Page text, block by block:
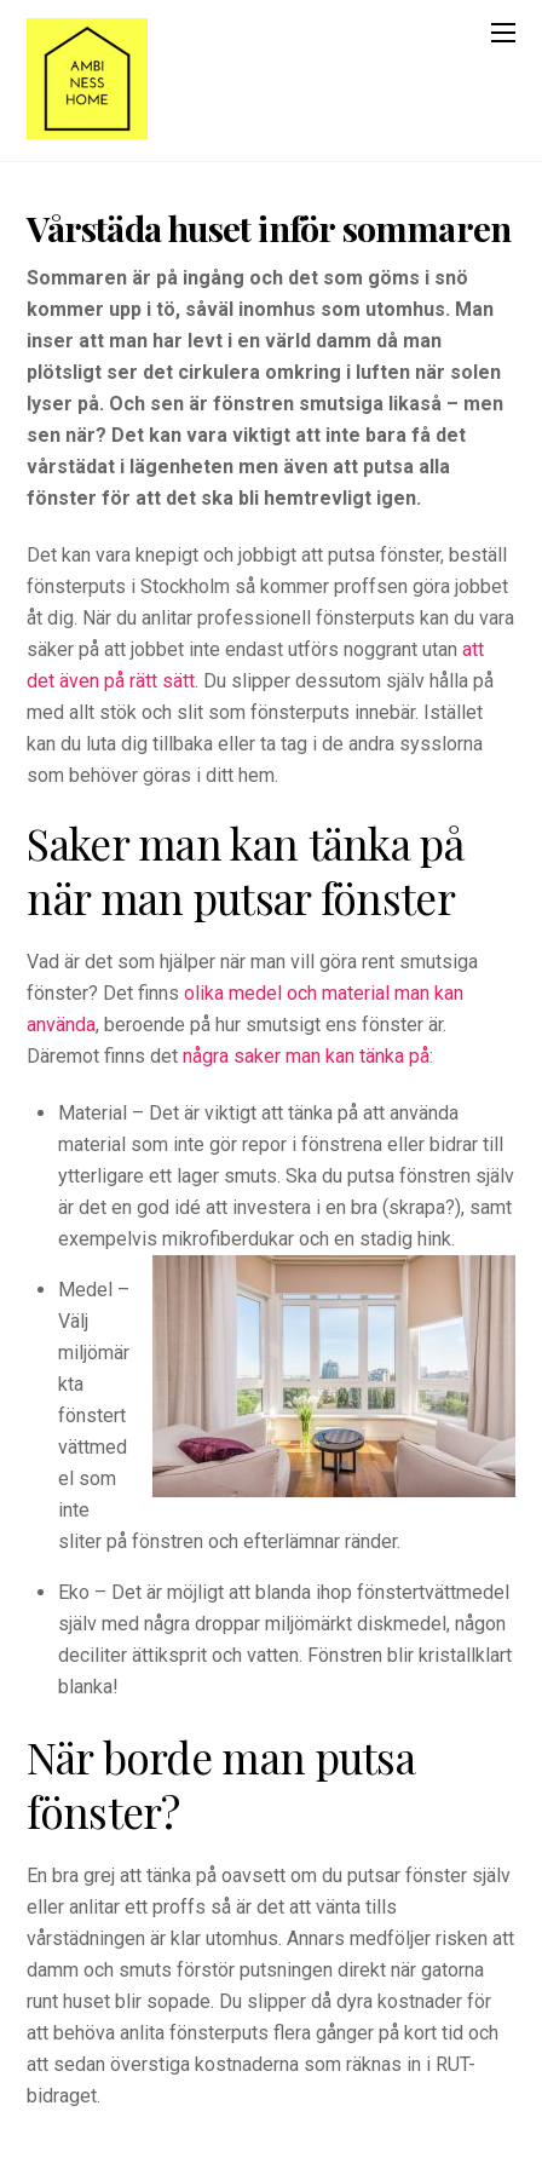
Vårstäda huset inför sommaren
Sommaren är på ingång och det som göms i snö
kommer upp i tö, såväl inomhus som utomhus. Man
inser att man har levt i en värld damm då man
plötsligt ser det cirkulera omkring i luften när solen
lyser på. Och sen är fönstren smutsiga likaså – men
sen när? Det kan vara viktigt att inte bara få det
vårstädat i lägenheten men även att putsa alla
fönster för att det ska bli hemtrevligt igen.
Det kan vara knepigt och jobbigt att putsa fönster,beställ
fönsterputs i Stockholm så kommer proffsen göra jobbet
åt dig. När du anlitar professionell fönsterputs kan du vara
säker på att jobbet inte endast utförs noggrant utanatt
det även på rätt sätt . Du slipper dessutom själv hålla på
med allt stök och slit som fönsterputs innebär. Istället
kan du luta dig tillbaka eller ta tag i de andra sysslorna
som behöver göras i ditt hem.
Saker man kan tänka på
när man putsar fönster
Vad är det som hjälper när man vill göra rent smutsiga
fönster? Det finnsolika medel och material man kan
använda, beroende på hur smutsigt ens fönster är.
Däremot finns detnågra saker man kan tänka på:
Material – Det är viktigt att tänka på att använda
material som inte gör repor i fönstrena eller bidrar till
ytterligare ett lager smuts. Ska du putsa fönstren själv
är det en god idé att investera i en bra (skrapa?), samt
exempelvis mikrofiberdukar och en stadig hink.
Medel –
Välj
miljömär
kta
fönstert
vättmed
el som
inte
sliter på fönstren och efterlämnar ränder.
Eko – Det är möjligt att blanda ihop fönstertvättmedel
själv med några droppar miljömärkt diskmedel, någon
deciliter ättiksprit och vatten. Fönstren blir kristallklart
blanka!
När borde man putsa
fönster?
En bra grej att tänka på oavsett om du putsar fönster själv
eller anlitar ett proffs så är det att vänta tills
vårstädningen är klar utomhus. Annars medföljer risken att
damm och smuts förstör putsningen direkt när gatorna
runt huset blir sopade. Du slipper då dyra kostnader för
att behöva anlita fönsterputs flera gånger på kort tid och
att sedan överstiga kostnaderna som räknas in i RUT-
bidraget.